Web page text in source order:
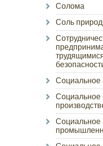
Солома
Соль
Социальное
Социальное
Социальное